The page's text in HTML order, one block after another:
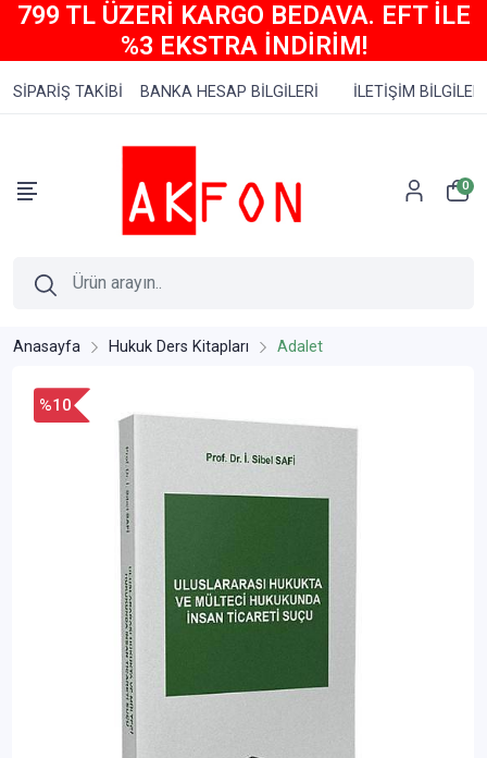
799 TL ÜZERİ KARGO BEDAVA. EFT İLE
%3 EKSTRA İNDİRİM!
SİPARİŞ TAKİBİ BANKA HESAP BİLGİLERİ İLETİŞİM BİLGİLERİ
0
Anasayfa Hukuk Ders Kitapları Adalet
%10